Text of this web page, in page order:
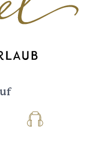
Podcast